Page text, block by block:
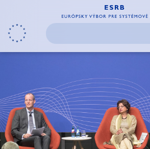
Skip to
navigation
Skip to
content